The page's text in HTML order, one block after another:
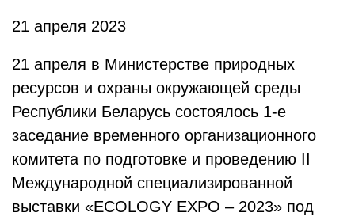
21 апреля 2023
21 апреля в Министерстве природных
ресурсов и охраны окружающей среды
Республики Беларусь состоялось 1-е
заседание временного организационного
комитета по подготовке и проведению II
Международной специализированной
выставки «ECOLOGY EXPO – 2023» под